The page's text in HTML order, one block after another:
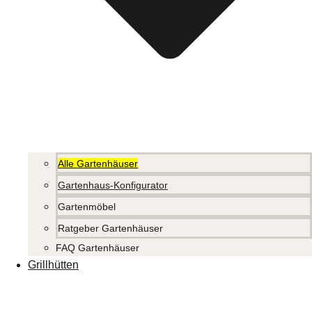
Alle Gartenhäuser
Gartenhaus-Konfigurator
Gartenmöbel
Ratgeber Gartenhäuser
FAQ Gartenhäuser
Grillhütten